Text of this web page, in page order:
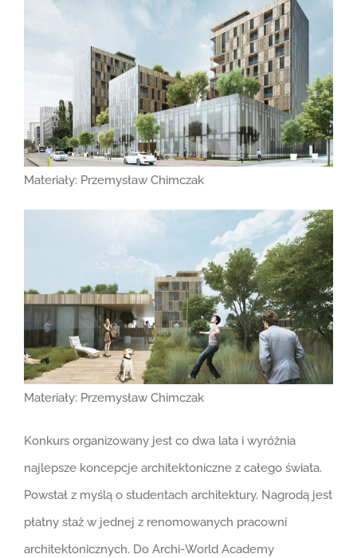
Materiały: Przemysław Chimczak
Materiały: Przemysław Chimczak
Konkurs organizowany jest co dwa lata i wyróżnia
najlepsze koncepcje architektoniczne z całego świata.
Powstał z myślą o studentach architektury. Nagrodą jest
płatny staż w jednej z renomowanych pracowni
architektonicznych. Do Archi-World Academy